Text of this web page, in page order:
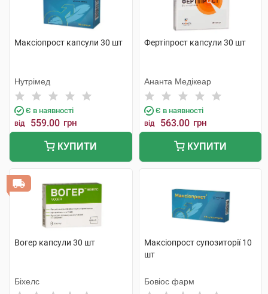
Максіопрост капсули 30 шт
Нутрімед
Є в наявності
від 559.00 грн
КУПИТИ
Фертіпрост капсули 30 шт
Ананта Медікеар
Є в наявності
від 563.00 грн
КУПИТИ
Вогер капсули 30 шт
Біхелс
Максіопрост супозиторії 10
шт
Бовіос фарм